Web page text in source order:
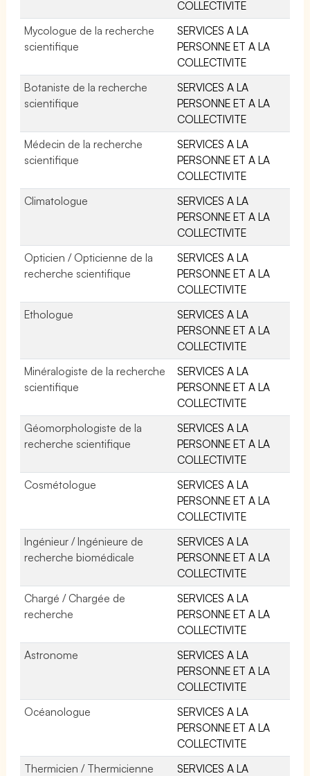
COLLECTIVITE
Mycologue de la recherche
scientifique
SERVICES A LA
PERSONNE ET A LA
COLLECTIVITE
Botaniste de la recherche
scientifique
SERVICES A LA
PERSONNE ET A LA
COLLECTIVITE
Médecin de la recherche
scientifique
SERVICES A LA
PERSONNE ET A LA
COLLECTIVITE
Climatologue
SERVICES A LA
PERSONNE ET A LA
COLLECTIVITE
Opticien / Opticienne de la
recherche scientifique
SERVICES A LA
PERSONNE ET A LA
COLLECTIVITE
Ethologue
SERVICES A LA
PERSONNE ET A LA
COLLECTIVITE
Minéralogiste de la recherche
scientifique
SERVICES A LA
PERSONNE ET A LA
COLLECTIVITE
Géomorphologiste de la
recherche scientifique
SERVICES A LA
PERSONNE ET A LA
COLLECTIVITE
Cosmétologue
SERVICES A LA
PERSONNE ET A LA
COLLECTIVITE
Ingénieur / Ingénieure de
recherche biomédicale
SERVICES A LA
PERSONNE ET A LA
COLLECTIVITE
Chargé / Chargée de
recherche
SERVICES A LA
PERSONNE ET A LA
COLLECTIVITE
Astronome
SERVICES A LA
PERSONNE ET A LA
COLLECTIVITE
Océanologue
SERVICES A LA
PERSONNE ET A LA
COLLECTIVITE
Thermicien / Thermicienne
SERVICES A LA